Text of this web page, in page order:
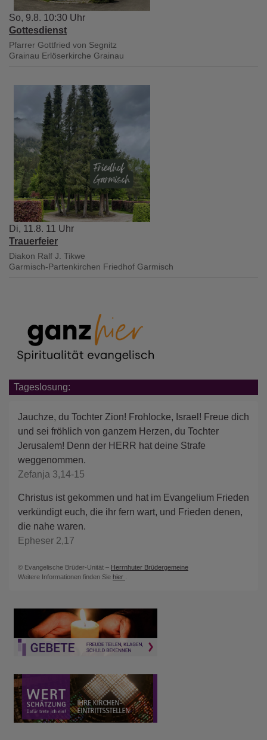
So, 9.8. 10:30 Uhr
Gottesdienst
Pfarrer Gottfried von Segnitz
Grainau Erlöserkirche Grainau
Di, 11.8. 11 Uhr
Trauerfeier
Diakon Ralf J. Tikwe
Garmisch-Partenkirchen Friedhof Garmisch
Tageslosung:
Jauchze, du Tochter Zion! Frohlocke, Israel! Freue dich
und sei fröhlich von ganzem Herzen, du Tochter
Jerusalem! Denn der HERR hat deine Strafe
weggenommen.
Zefanja 3,14-15
Christus ist gekommen und hat im Evangelium Frieden
verkündigt euch, die ihr fern wart, und Frieden denen,
die nahe waren.
Epheser 2,17
© Evangelische Brüder-Unität – Herrnhuter Brüdergemeine
Weitere Informationen finden Sie hier